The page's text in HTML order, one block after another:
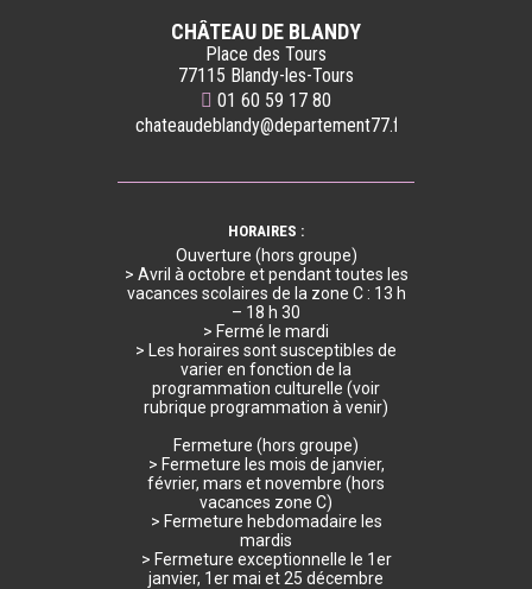
CHÂTEAU DE BLANDY
Place des Tours
77115 Blandy-les-Tours
01 60 59 17 80
chateaudeblandy@departement77.fr
HORAIRES :
Ouverture (hors groupe)
> Avril à octobre et pendant toutes les
vacances scolaires de la zone C : 13 h
– 18 h 30
> Fermé le mardi
> Les horaires sont susceptibles de
varier en fonction de la
programmation culturelle (voir
rubrique programmation à venir)
Fermeture (hors groupe)
> Fermeture les mois de janvier,
février, mars et novembre (hors
vacances zone C)
> Fermeture hebdomadaire les
mardis
> Fermeture exceptionnelle le 1er
janvier, 1er mai et 25 décembre